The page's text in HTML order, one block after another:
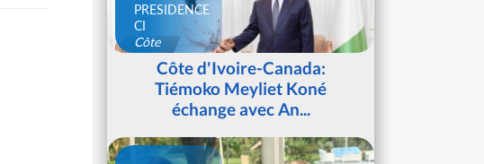
PRESIDENCE
CI
Côte
d'IvoireCôte d'Ivoire-Canada:
Tiémoko Meyliet Koné
échange avec An...